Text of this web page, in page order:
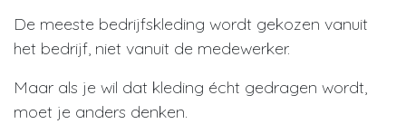
De meeste bedrijfskleding wordt gekozen vanuit
het bedrijf, niet vanuit de medewerker.
Maar als je wil dat kleding écht gedragen wordt,
moet je anders denken.